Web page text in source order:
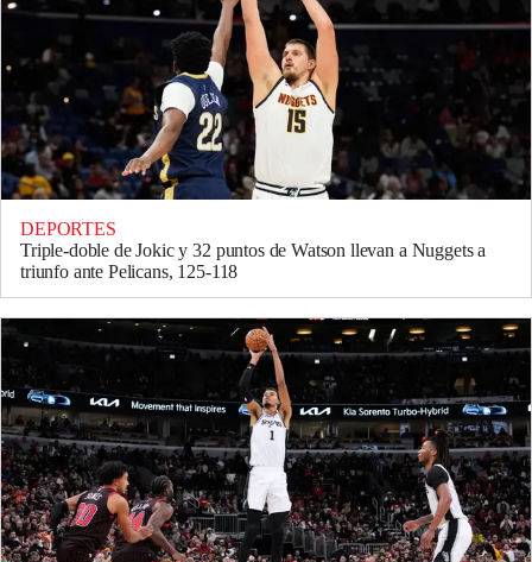
DEPORTES
Triple-doble de Jokic y 32 puntos de Watson llevan a Nuggets a
triunfo ante Pelicans, 125-118